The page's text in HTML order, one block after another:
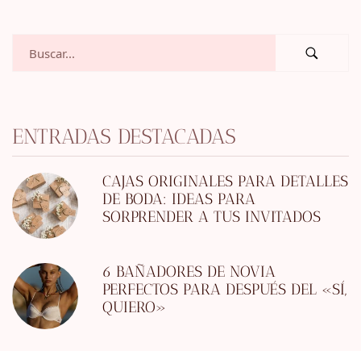
ENTRADAS DESTACADAS
CAJAS ORIGINALES PARA DETALLES
DE BODA: IDEAS PARA
SORPRENDER A TUS INVITADOS
6 BAÑADORES DE NOVIA
PERFECTOS PARA DESPUÉS DEL «SÍ,
QUIERO»